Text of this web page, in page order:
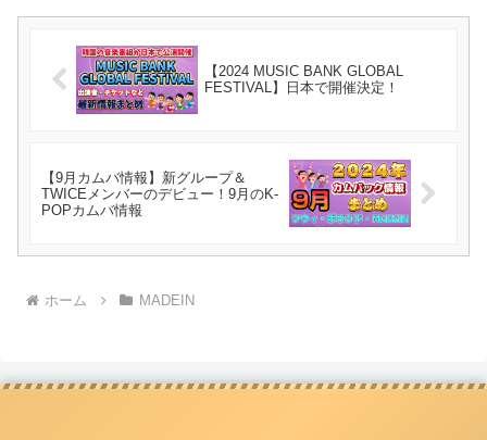
【2024 MUSIC BANK GLOBAL
FESTIVAL】日本で開催決定！
【9月カムバ情報】新グループ＆
TWICEメンバーのデビュー！9月のK-
POPカムバ情報
ホーム MADEIN